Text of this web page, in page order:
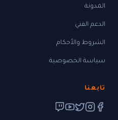
المدونة
الدعم الفني
الشروط والأحكام
سياسة الخصوصية
تابعنا